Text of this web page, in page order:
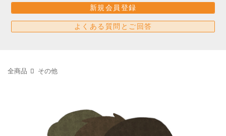
新規会員登録
よくある質問とご回答
全商品 その他